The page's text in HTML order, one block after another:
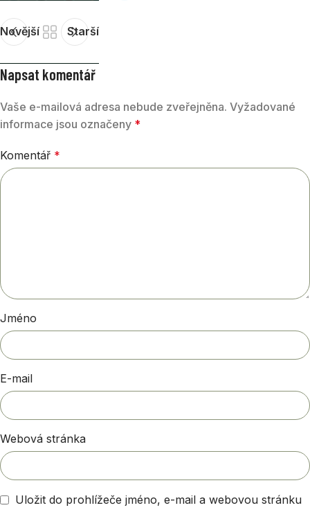
Novější Starší
Napsat komentář
Vaše e-mailová adresa nebude zveřejněna. Vyžadované
informace jsou označeny *
Komentář *
Jméno
E-mail
Webová stránka
Uložit do prohlížeče jméno, e-mail a webovou stránku